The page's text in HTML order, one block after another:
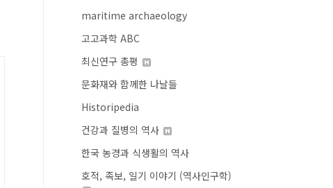
maritime archaeology
고고과학 ABC
최신연구 총평
문화재와 함께한 나날들
Historipedia
건강과 질병의 역사
한국 농경과 식생활의 역사
호적, 족보, 일기 이야기 (역사인구학)